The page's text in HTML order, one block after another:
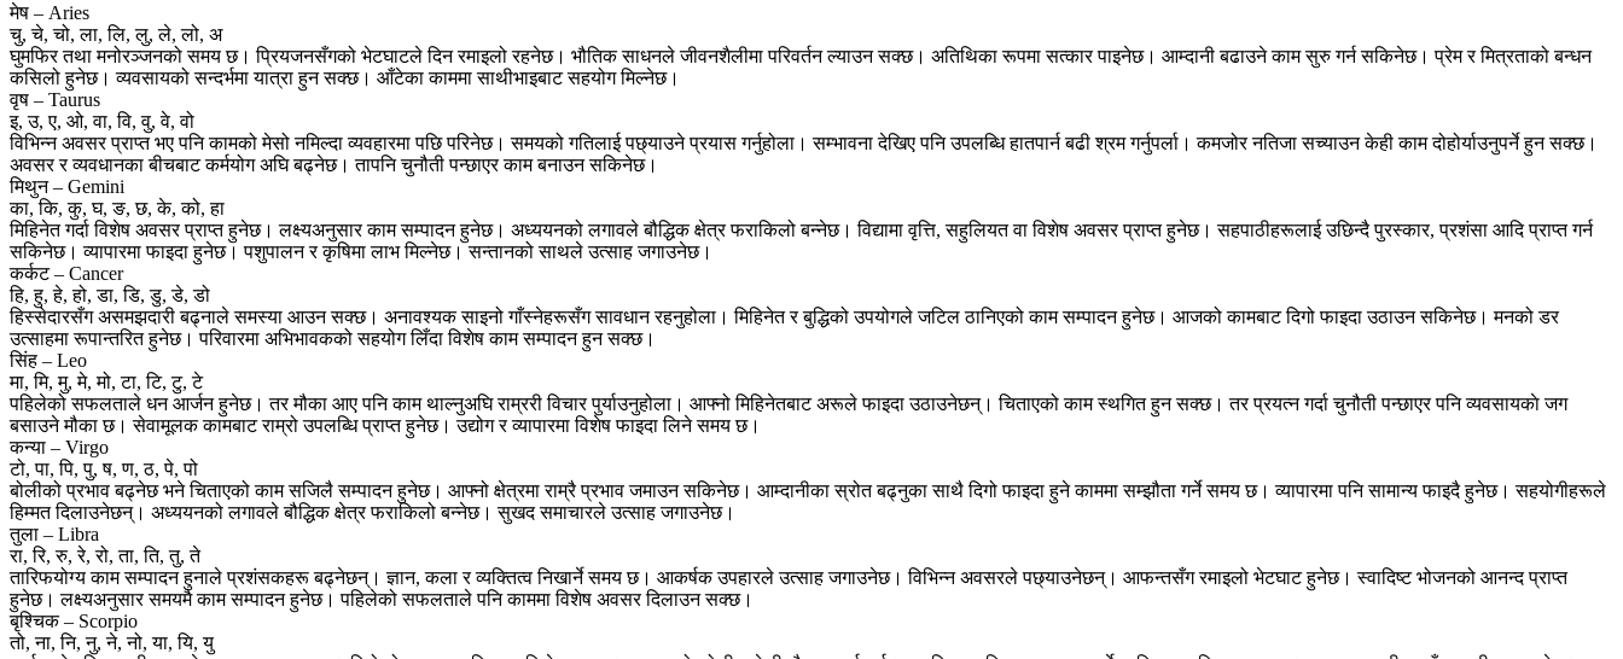
मेष – Aries
चु, चे, चो, ला, लि, लु, ले, लो, अ
घुमफिर तथा मनोरञ्जनको समय छ। प्रियजनसँगको भेटघाटले दिन रमाइलो रहनेछ। भौतिक साधनले जीवनशैलीमा परिवर्तन ल्याउन सक्छ। अतिथिका रूपमा सत्कार पाइनेछ। आम्दानी बढाउने काम सुरु गर्न सकिनेछ। प्रेम र मित्रताको बन्धन
कसिलो हुनेछ। व्यवसायको सन्दर्भमा यात्रा हुन सक्छ। आँटेका काममा साथीभाइबाट सहयोग मिल्नेछ।
वृष – Taurus
इ, उ, ए, ओ, वा, वि, वु, वे, वो
विभिन्न अवसर प्राप्त भए पनि कामको मेसो नमिल्दा व्यवहारमा पछि परिनेछ। समयको गतिलाई पछ्याउने प्रयास गर्नुहोला। सम्भावना देखिए पनि उपलब्धि हातपार्न बढी श्रम गर्नुपर्ला। कमजोर नतिजा सच्याउन केही काम दोहोर्याउनुपर्ने हुन सक्छ।
अवसर र व्यवधानका बीचबाट कर्मयोग अघि बढ्नेछ। तापनि चुनौती पन्छाएर काम बनाउन सकिनेछ।
मिथुन – Gemini
का, कि, कु, घ, ङ, छ, के, को, हा
मिहिनेत गर्दा विशेष अवसर प्राप्त हुनेछ। लक्ष्यअनुसार काम सम्पादन हुनेछ। अध्ययनको लगावले बौद्धिक क्षेत्र फराकिलो बन्नेछ। विद्यामा वृत्ति, सहुलियत वा विशेष अवसर प्राप्त हुनेछ। सहपाठीहरूलाई उछिन्दै पुरस्कार, प्रशंसा आदि प्राप्त गर्न
सकिनेछ। व्यापारमा फाइदा हुनेछ। पशुपालन र कृषिमा लाभ मिल्नेछ। सन्तानको साथले उत्साह जगाउनेछ।
कर्कट – Cancer
हि, हु, हे, हो, डा, डि, डु, डे, डो
हिस्सेदारसँग असमझदारी बढ्नाले समस्या आउन सक्छ। अनावश्यक साइनो गाँस्नेहरूसँग सावधान रहनुहोला। मिहिनेत र बुद्धिको उपयोगले जटिल ठानिएको काम सम्पादन हुनेछ। आजको कामबाट दिगो फाइदा उठाउन सकिनेछ। मनको डर
उत्साहमा रूपान्तरित हुनेछ। परिवारमा अभिभावकको सहयोग लिँदा विशेष काम सम्पादन हुन सक्छ।
सिंह – Leo
मा, मि, मु, मे, मो, टा, टि, टु, टे
पहिलेको सफलताले धन आर्जन हुनेछ। तर मौका आए पनि काम थाल्नुअघि राम्ररी विचार पुर्याउनुहोला। आफ्नो मिहिनेतबाट अरूले फाइदा उठाउनेछन्। चिताएको काम स्थगित हुन सक्छ। तर प्रयत्न गर्दा चुनौती पन्छाएर पनि व्यवसायकाे जग
बसाउने मौका छ। सेवामूलक कामबाट राम्रो उपलब्धि प्राप्त हुनेछ। उद्योग र व्यापारमा विशेष फाइदा लिने समय छ।
कन्या – Virgo
टो, पा, पि, पु, ष, ण, ठ, पे, पो
बोलीको प्रभाव बढ्नेछ भने चिताएको काम सजिलै सम्पादन हुनेछ। आफ्नो क्षेत्रमा राम्रै प्रभाव जमाउन सकिनेछ। आम्दानीका स्रोत बढ्नुका साथै दिगो फाइदा हुने काममा सम्झौता गर्ने समय छ। व्यापारमा पनि सामान्य फाइदै हुनेछ। सहयोगीहरूले
हिम्मत दिलाउनेछन्। अध्ययनको लगावले बौद्धिक क्षेत्र फराकिलो बन्नेछ। सुखद समाचारले उत्साह जगाउनेछ।
तुला – Libra
रा, रि, रु, रे, रो, ता, ति, तु, ते
तारिफयोग्य काम सम्पादन हुनाले प्रशंसकहरू बढ्नेछन्। ज्ञान, कला र व्यक्तित्व निखार्ने समय छ। आकर्षक उपहारले उत्साह जगाउनेछ। विभिन्न अवसरले पछ्याउनेछन्। आफन्तसँग रमाइलो भेटघाट हुनेछ। स्वादिष्ट भोजनको आनन्द प्राप्त
हुनेछ। लक्ष्यअनुसार समयमै काम सम्पादन हुनेछ। पहिलेको सफलताले पनि काममा विशेष अवसर दिलाउन सक्छ।
बृश्चिक – Scorpio
तो, ना, नि, नु, ने, नो, या, यि, यु